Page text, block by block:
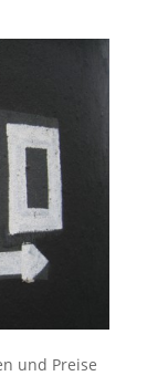
und Preise